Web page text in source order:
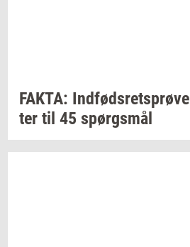
FAKTA: Ind­føds­rets­prø­ve
ter til 45 spørgs­mål